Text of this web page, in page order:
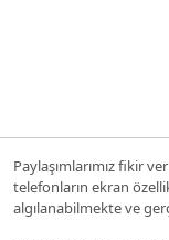
Paylaşımlarımız fikir
telefonların ekran
algılanabilmekte ve